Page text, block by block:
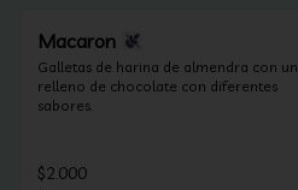
Macaron
Galletas de harina de almendra con un
relleno de chocolate con diferentes
sabores.
$2.000